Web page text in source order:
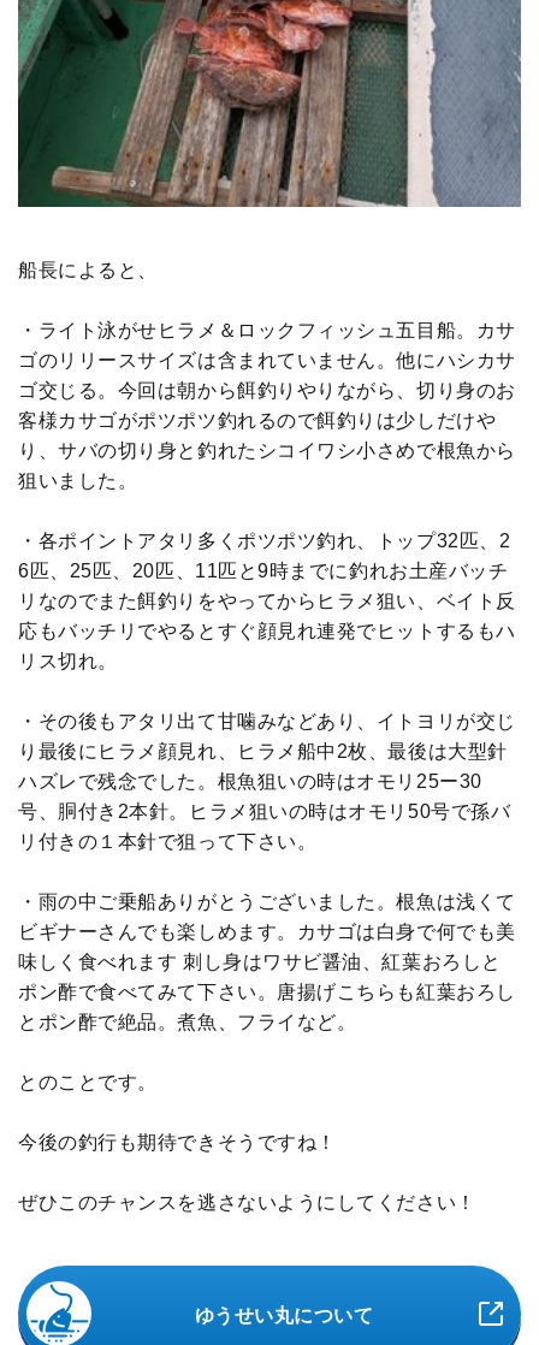
船長によると、
・ライト泳がせヒラメ＆ロックフィッシュ五目船。カサ
ゴのリリースサイズは含まれていません。他にハシカサ
ゴ交じる。今回は朝から餌釣りやりながら、切り身のお
客様カサゴがポツポツ釣れるので餌釣りは少しだけや
り、サバの切り身と釣れたシコイワシ小さめで根魚から
狙いました。
・各ポイントアタリ多くポツポツ釣れ、トップ32匹、2
6匹、25匹、20匹、11匹と9時までに釣れお土産バッチ
リなのでまた餌釣りをやってからヒラメ狙い、ベイト反
応もバッチリでやるとすぐ顔見れ連発でヒットするもハ
リス切れ。
・その後もアタリ出て甘噛みなどあり、イトヨリが交じ
り最後にヒラメ顔見れ、ヒラメ船中2枚、最後は大型針
ハズレで残念でした。根魚狙いの時はオモリ25ー30
号、胴付き2本針。ヒラメ狙いの時はオモリ50号で孫バ
リ付きの１本針で狙って下さい。
・雨の中ご乗船ありがとうございました。根魚は浅くて
ビギナーさんでも楽しめます。カサゴは白身で何でも美
味しく食べれます 刺し身はワサビ醤油、紅葉おろしと
ポン酢で食べてみて下さい。唐揚げこちらも紅葉おろし
とポン酢で絶品。煮魚、フライなど。
とのことです。
今後の釣行も期待できそうですね！
ぜひこのチャンスを逃さないようにしてください！
ゆうせい丸について